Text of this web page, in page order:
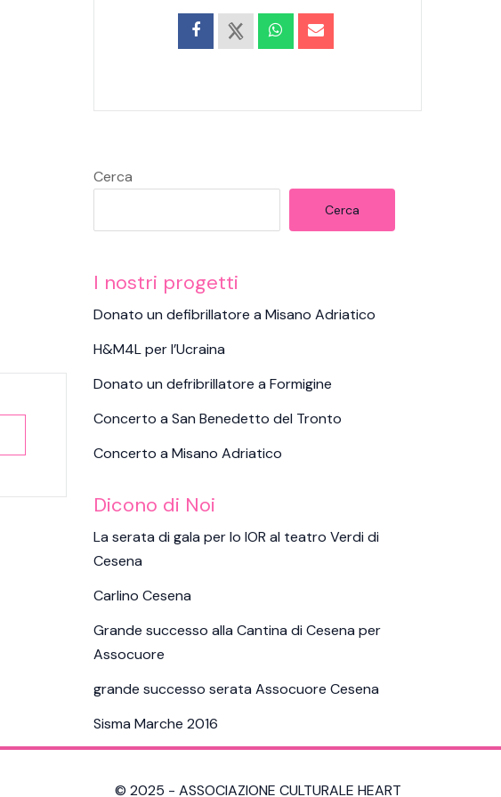
Cerca
Cerca
I nostri progetti
Donato un defibrillatore a Misano Adriatico
H&M4L per l’Ucraina
Donato un defribrillatore a Formigine
Concerto a San Benedetto del Tronto
Concerto a Misano Adriatico
Dicono di Noi
La serata di gala per lo IOR al teatro Verdi di
Cesena
Carlino Cesena
Grande successo alla Cantina di Cesena per
Assocuore
grande successo serata Assocuore Cesena
Sisma Marche 2016
© 2025 - ASSOCIAZIONE CULTURALE HEART